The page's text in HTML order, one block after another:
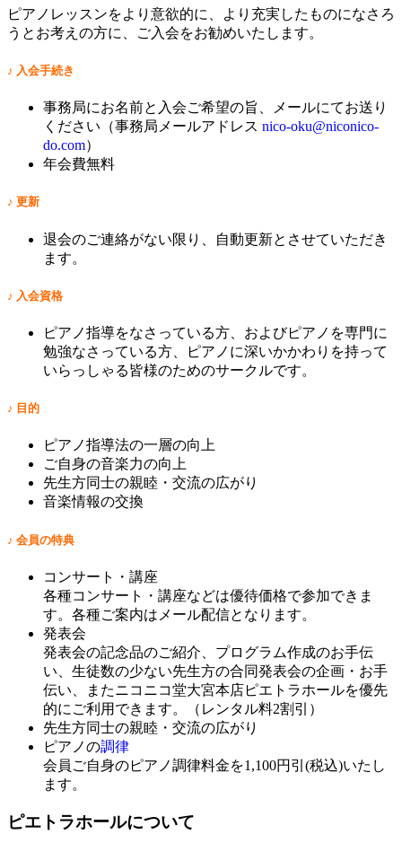
ピアノレッスンをより意欲的に、より充実したものになさろ
うとお考えの方に、ご入会をお勧めいたします。
♪ 入会手続き
事務局にお名前と入会ご希望の旨、メールにてお送り
ください（事務局メールアドレス nico-oku@niconico-
do.com）
年会費無料
♪ 更新
退会のご連絡がない限り、自動更新とさせていただき
ます。
♪ 入会資格
ピアノ指導をなさっている方、およびピアノを専門に
勉強なさっている方、ピアノに深いかかわりを持って
いらっしゃる皆様のためのサークルです。
♪ 目的
ピアノ指導法の一層の向上
ご自身の音楽力の向上
先生方同士の親睦・交流の広がり
音楽情報の交換
♪ 会員の特典
コンサート・講座
各種コンサート・講座などは優待価格で参加できま
す。各種ご案内はメール配信となります。
発表会
発表会の記念品のご紹介、プログラム作成のお手伝
い、生徒数の少ない先生方の合同発表会の企画・お手
伝い、またニコニコ堂大宮本店ピエトラホールを優先
的にご利用できます。（レンタル料2割引）
先生方同士の親睦・交流の広がり
ピアノの調律
会員ご自身のピアノ調律料金を1,100円引(税込)いたし
ます。
ピエトラホールについて